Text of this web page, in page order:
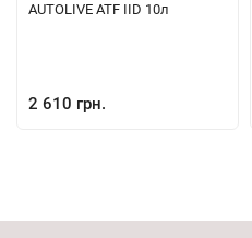
AUTOLIVE ATF IID 10л
2 610 грн.